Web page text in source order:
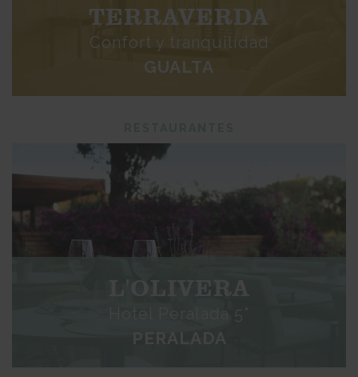
TERRAVERDA
Confort y tranquilidad
GUALTA
L'OLIVERA
Hotel Peralada 5*
PERALADA